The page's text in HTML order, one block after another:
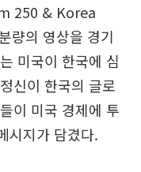
250 & Korea
량의 영상을 경기
미국이 한국에 심
신이 한국의 글로
이 미국 경제에 투
시지가 담겼다.